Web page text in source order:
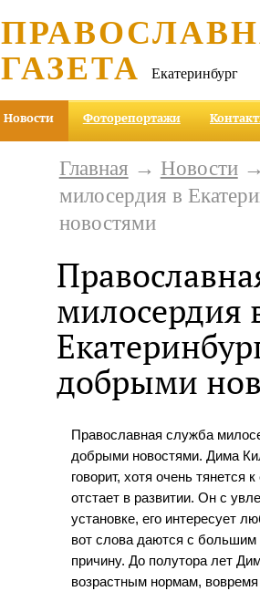
ГАЗЕТА Екатеринбург
Новости Фоторепортажи
Главная → Новости→
милосердия в
новостями
милосердия
добрыми
Православная служба
добрыми новостями. Дима
говорит, хотя очень тянется
отстает в развитии. Он с
установке, его интересует
вот слова даются с большим
причину. До полутора лет
возрастным нормам,